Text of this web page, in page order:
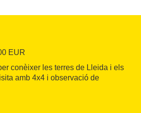
EUR
conèixer les terres de Lleida i els
amb 4x4 i observació de